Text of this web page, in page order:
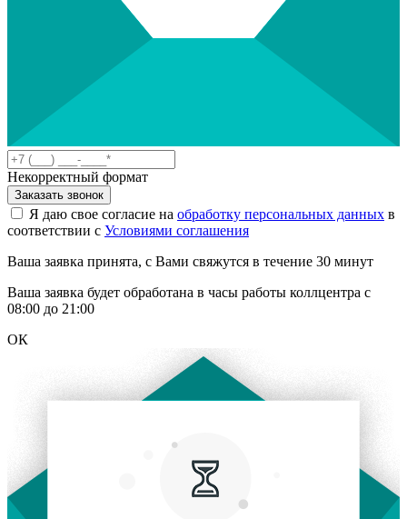
Некорректный формат
Заказать звонок
Я даю свое согласие на обработку персональных данных в
соответствии с Условиями соглашения
Ваша заявка принята, с Вами свяжутся в течение 30 минут
Ваша заявка будет обработана в часы работы коллцентра с
08:00 до 21:00
ОК